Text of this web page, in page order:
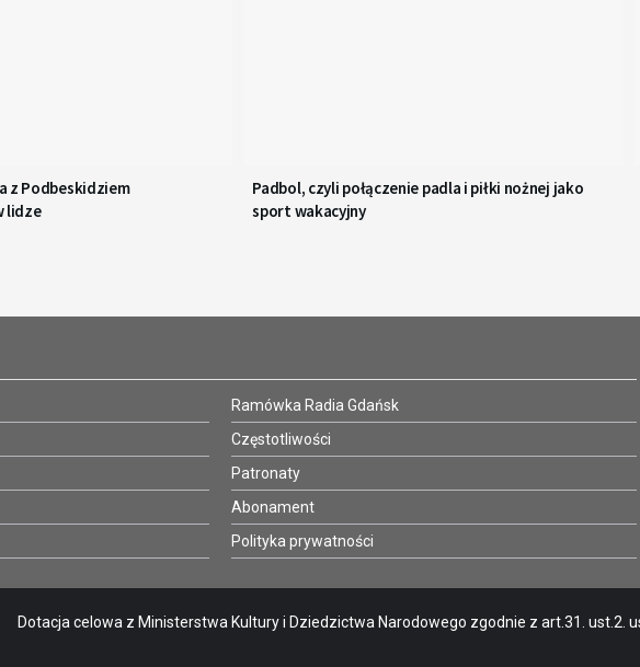
z Podbeskidziem
lidze
Padbol, czyli połączenie padla i piłki nożnej jako
sport wakacyjny
Ramówka Radia Gdańsk
Częstotliwości
Patronaty
Abonament
Polityka prywatności
Dotacja celowa z Ministerstwa Kultury i Dziedzictwa Narodowego zgodnie z art.31. ust.2.